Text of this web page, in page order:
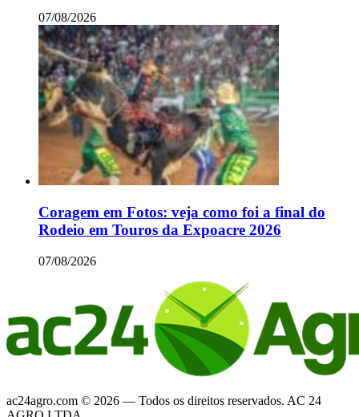
07/08/2026
Coragem em Fotos: veja como foi a final do
Rodeio em Touros da Expoacre 2026
07/08/2026
ac24agro.com © 2026 — Todos os direitos reservados. AC 24